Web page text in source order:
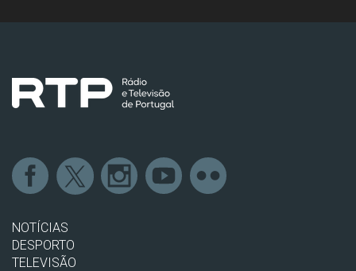
NOTÍCIAS
DESPORTO
TELEVISÃO